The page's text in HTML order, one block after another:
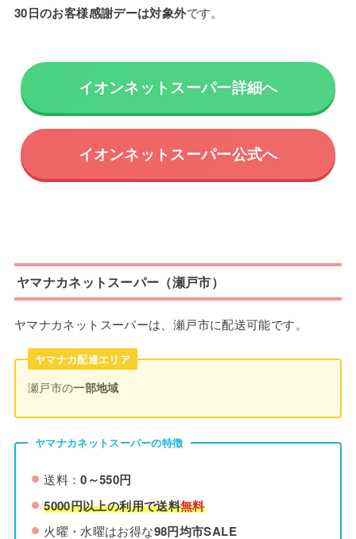
30日のお客様感謝デーは対象外です。
イオンネットスーパー詳細へ
イオンネットスーパー公式へ
ヤマナカネットスーパー（瀬戸市）
ヤマナカネットスーパーは、瀬戸市に配送可能です。
ヤマナカ配達エリア
瀬戸市の一部地域
ヤマナカネットスーパーの特徴
送料：0～550円
5000円以上の利用で送料無料
火曜・水曜はお得な98円均市SALE